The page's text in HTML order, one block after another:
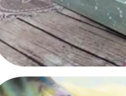
Decoupage